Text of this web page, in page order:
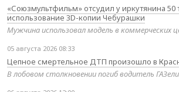
«Союзмультфильм» отсудил у иркутянина 50
использование 3D-копии Чебурашки
Мужчина использовал модель в коммерческих
05 августа 2026 08:33
Цепное смертельное ДТП произошло в
В лобовом столкновении погиб водитель ГАЗели